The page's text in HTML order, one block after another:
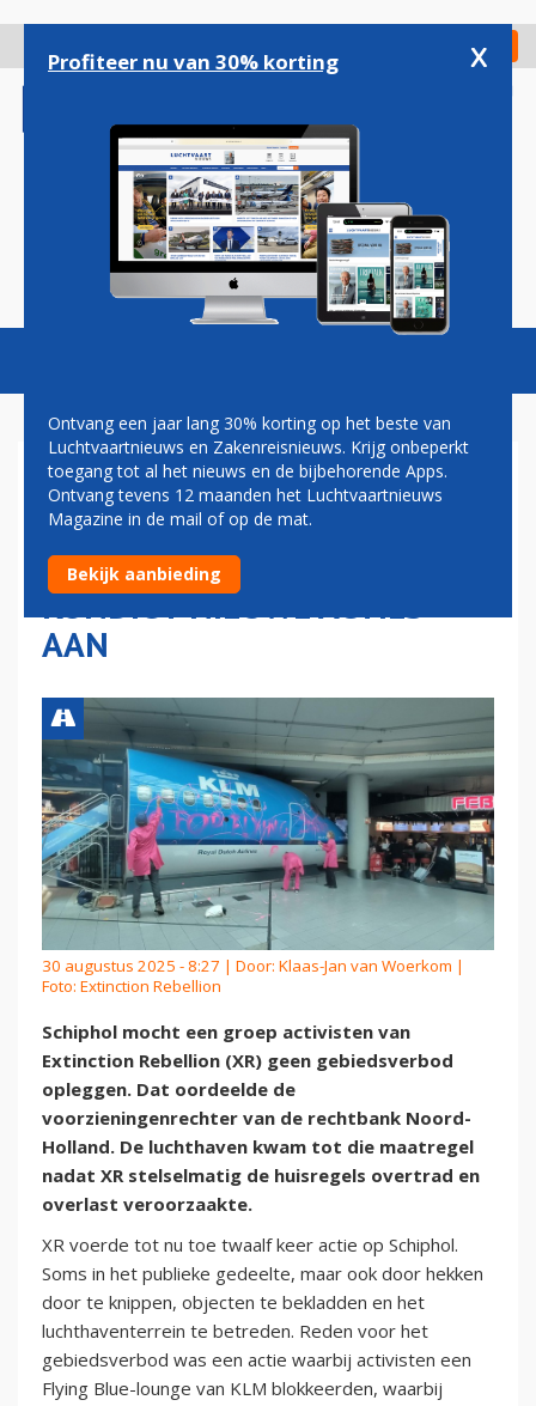
gaan
Check in
Magazine Podcasts Vacatures
RECHTER GEEFT
KLIMAATACTIVISTEN VRIJ
SPEL OP SCHIPHOL: XR
KONDIGT NIEUWE ACTIES
AAN
30 augustus 2025 - 8:27 | Door: Klaas-Jan van Woerkom |
Foto: Extinction Rebellion
Schiphol mocht een groep activisten van
Extinction Rebellion (XR) geen gebiedsverbod
opleggen. Dat oordeelde de
voorzieningenrechter van de rechtbank Noord-
Holland. De luchthaven kwam tot die maatregel
nadat XR stelselmatig de huisregels overtrad en
overlast veroorzaakte.
XR voerde tot nu toe twaalf keer actie op Schiphol.
Soms in het publieke gedeelte, maar ook door hekken
door te knippen, objecten te bekladden en het
luchthaventerrein te betreden. Reden voor het
gebiedsverbod was een actie waarbij activisten een
Flying Blue-lounge van KLM blokkeerden, waarbij
Profiteer nu van 30% korting x
Ontvang een jaar lang 30% korting op het beste van
Luchtvaartnieuws en Zakenreisnieuws. Krijg onbeperkt
toegang tot al het nieuws en de bijbehorende Apps.
Ontvang tevens 12 maanden het Luchtvaartnieuws
Magazine in de mail of op de mat.
Bekijk aanbieding